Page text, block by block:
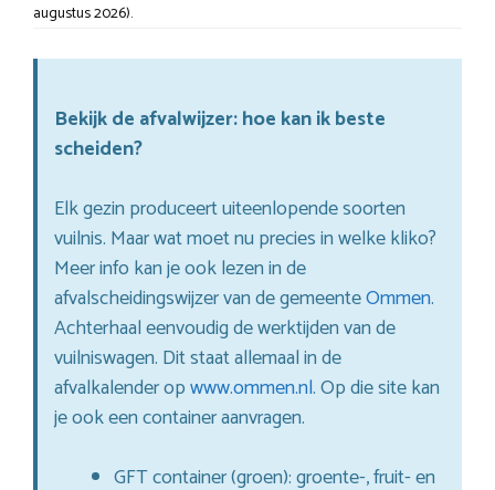
augustus 2026).
Bekijk de afvalwijzer: hoe kan ik beste
scheiden?
Elk gezin produceert uiteenlopende soorten
vuilnis. Maar wat moet nu precies in welke kliko?
Meer info kan je ook lezen in de
afvalscheidingswijzer van de gemeenteOmmen.
Achterhaal eenvoudig de werktijden van de
vuilniswagen. Dit staat allemaal in de
afvalkalender opwww.ommen.nl. Op die site kan
je ook een container aanvragen.
GFT container (groen): groente-, fruit- en